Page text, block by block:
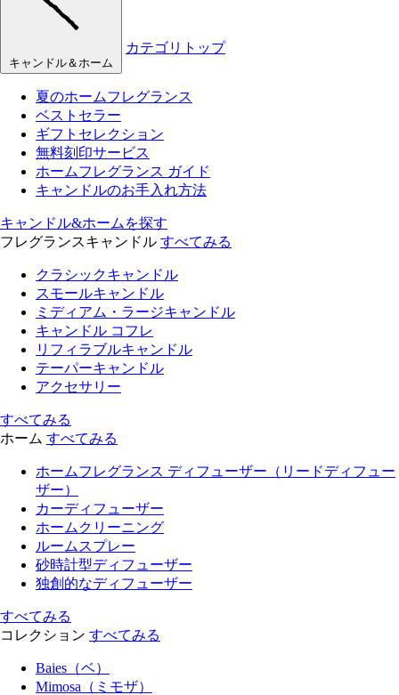
キャンドル＆ホーム
カテゴリトップ
夏のホームフレグランス
ベストセラー
ギフトセレクション
無料刻印サービス
ホームフレグランス ガイド
キャンドルのお手入れ方法
キャンドル&ホームを探す
フレグランスキャンドル すべてみる
クラシックキャンドル
スモールキャンドル
ミディアム・ラージキャンドル
キャンドル コフレ
リフィラブルキャンドル
テーパーキャンドル
アクセサリー
すべてみる
ホーム すべてみる
ホームフレグランス ディフューザー（リードディフュー
ザー）
カーディフューザー
ホームクリーニング
ルームスプレー
砂時計型ディフューザー
独創的なディフューザー
すべてみる
コレクション すべてみる
Baies（ベ）
Mimosa（ミモザ）